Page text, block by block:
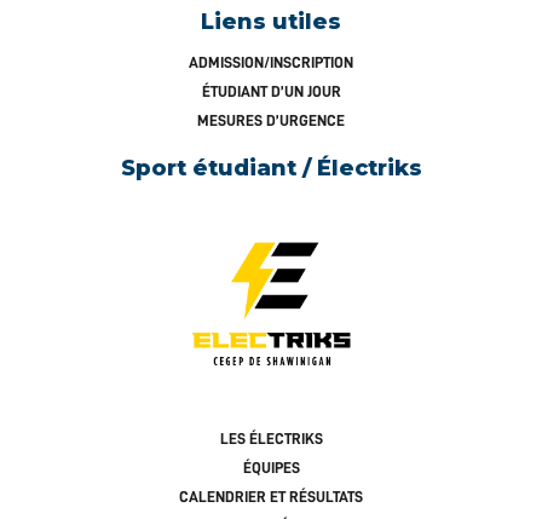
Sport étudiant / Électriks
LES ÉLECTRIKS
ÉQUIPES
CALENDRIER ET RÉSULTATS
Liens utiles
ADMISSION/INSCRIPTION
ÉTUDIANT D’UN JOUR
MESURES D’URGENCE